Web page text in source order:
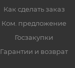
Как сделать заказ
Ком. предложение
Госзакупки
Гарантии и возврат